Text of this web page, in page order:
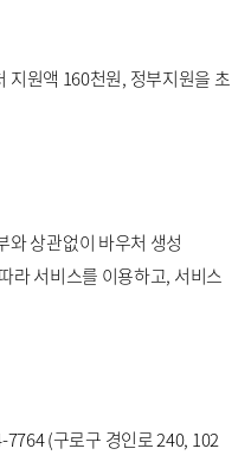
지원액 160천원, 정부지원을 초
와 상관없이 바우처 생성
라 서비스를 이용하고, 서비스
(구로구 경인로 240, 102